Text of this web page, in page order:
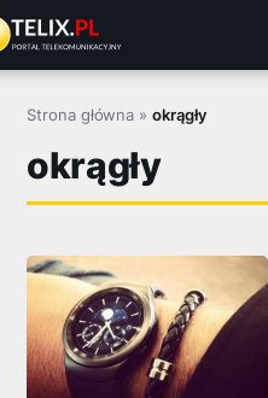
Strona główna »okrągły
okrągły